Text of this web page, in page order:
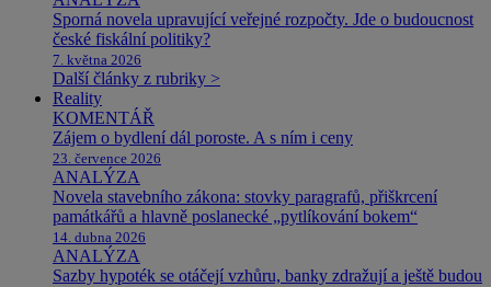
Sporná novela upravující veřejné rozpočty. Jde o budoucnost
české fiskální politiky?
7. května 2026
Další články z rubriky >
Reality
KOMENTÁŘ
Zájem o bydlení dál poroste. A s ním i ceny
23. července 2026
ANALÝZA
Novela stavebního zákona: stovky paragrafů, přiškrcení
památkářů a hlavně poslanecké „pytlíkování bokem“
14. dubna 2026
ANALÝZA
Sazby hypoték se otáčejí vzhůru, banky zdražují a ještě budou